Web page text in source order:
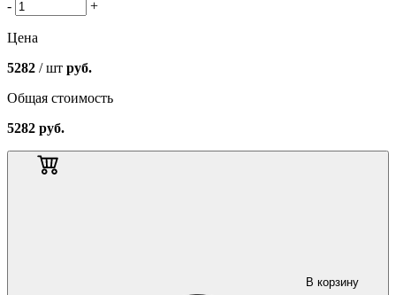
- +
Цена
5282 / шт руб.
Общая стоимость
5282 руб.
В корзину